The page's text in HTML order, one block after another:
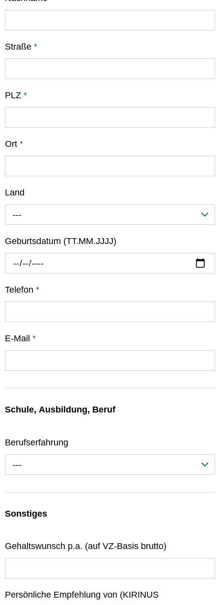
Straße *
PLZ *
Ort *
Land
---
Geburtsdatum (TT.MM.JJJJ)
Telefon *
E-Mail *
Schule, Ausbildung, Beruf
Berufserfahrung
---
Sonstiges
Gehaltswunsch p.a. (auf VZ-Basis brutto)
Persönliche Empfehlung von (KIRINUS